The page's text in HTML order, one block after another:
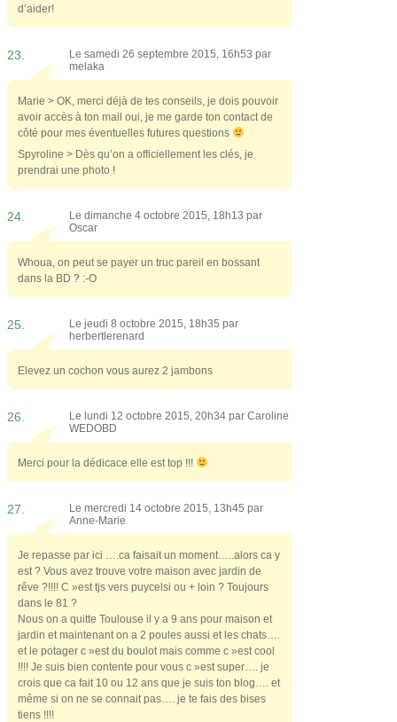
d’aider!
23.
Le samedi 26 septembre 2015, 16h53 par
melaka
Marie > OK, merci déjà de tes conseils, je dois pouvoir
avoir accès à ton mail oui, je me garde ton contact de
côté pour mes éventuelles futures questions
Spyroline > Dès qu’on a officiellement les clés, je
prendrai une photo !
24.
Le dimanche 4 octobre 2015, 18h13 par
Oscar
Whoua, on peut se payer un truc pareil en bossant
dans la BD ? :-O
25.
Le jeudi 8 octobre 2015, 18h35 par
herbertlerenard
Elevez un cochon vous aurez 2 jambons
26. Le lundi 12 octobre 2015, 20h34 par Caroline
WEDOBD
Merci pour la dédicace elle est top !!!
27.
Le mercredi 14 octobre 2015, 13h45 par
Anne-Marie
Je repasse par ici ….ca faisait un moment…..alors ca y
est ? Vous avez trouve votre maison avec jardin de
rêve ?!!!! C »est tjs vers puycelsi ou + loin ? Toujours
dans le 81 ?
Nous on a quitte Toulouse il y a 9 ans pour maison et
jardin et maintenant on a 2 poules aussi et les chats….
et le potager c »est du boulot mais comme c »est cool
!!!! Je suis bien contente pour vous c »est super…. je
crois que ca fait 10 ou 12 ans que je suis ton blog…. et
même si on ne se connait pas…. je te fais des bises
tiens !!!!